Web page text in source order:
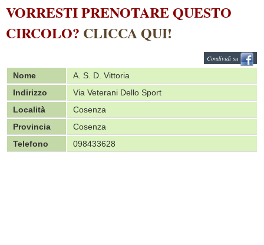
VORRESTI PRENOTARE QUESTO
CIRCOLO? CLICCA QUI!
Condividi su
Nome
A. S. D. Vittoria
Indirizzo
Via Veterani Dello Sport
Località
Cosenza
Provincia
Cosenza
Telefono
098433628